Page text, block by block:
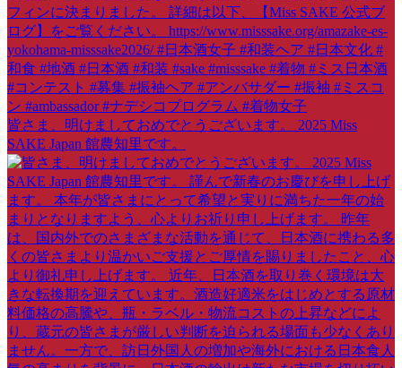
皆さま、明けましておめでとうございます。 2025 Miss
SAKE Japan 館農知里です。